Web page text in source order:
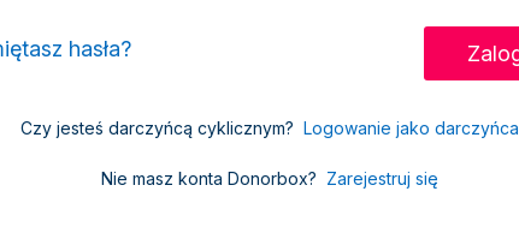
hasła?
Czy jesteś darczyńcą cyklicznym? Logowanie jako darczyńca
Nie masz konta Donorbox? Zarejestruj się